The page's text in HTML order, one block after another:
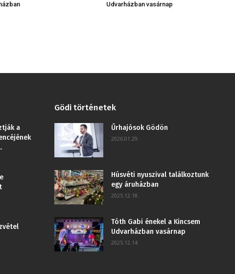
Udvarházban vasárnap
a
Gödi történetek
Űrhajósok Gödön
2026.01.29.
Húsvéti nyuszival találkoztunk
egy áruházban
2025.12.18.
Tóth Gabi énekel a Kincsem
Udvarházban vasárnap
2025.12.14.